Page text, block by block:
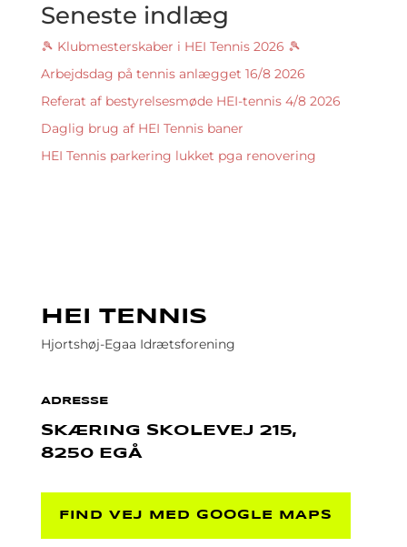
Seneste indlæg
🎾 Klubmesterskaber i HEI Tennis 2026 🎾
Arbejdsdag på tennis anlægget 16/8 2026
Referat af bestyrelsesmøde HEI-tennis 4/8 2026
Daglig brug af HEI Tennis baner
HEI Tennis parkering lukket pga renovering
HEI TENNIS
Hjortshøj-Egaa Idrætsforening
ADRESSE
SKÆRING SKOLEVEJ 215,
8250 EGÅ
FIND VEJ MED GOOGLE MAPS